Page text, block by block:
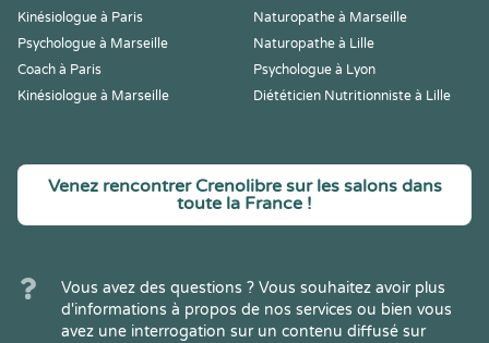
Kinésiologue à Paris
Naturopathe à Marseille
Psychologue à Marseille
Naturopathe à Lille
Coach à Paris
Psychologue à Lyon
Kinésiologue à Marseille
Diététicien Nutritionniste à Lille
Venez rencontrer Crenolibre sur les salons dans
toute la France !
Vous avez des questions ? Vous souhaitez avoir plus
d'informations à propos de nos services ou bien vous
avez une interrogation sur un contenu diffusé sur